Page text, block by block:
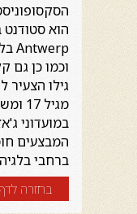
וכמו כן גם
גילו הצעיר
במועדוני
המבצעים
ברחבי בלגיה
בחזרה